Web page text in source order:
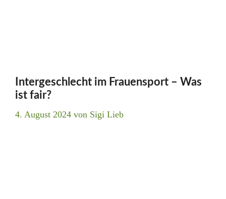
Intergeschlecht im Frauensport – Was
ist fair?
4. August 2024 von Sigi Lieb